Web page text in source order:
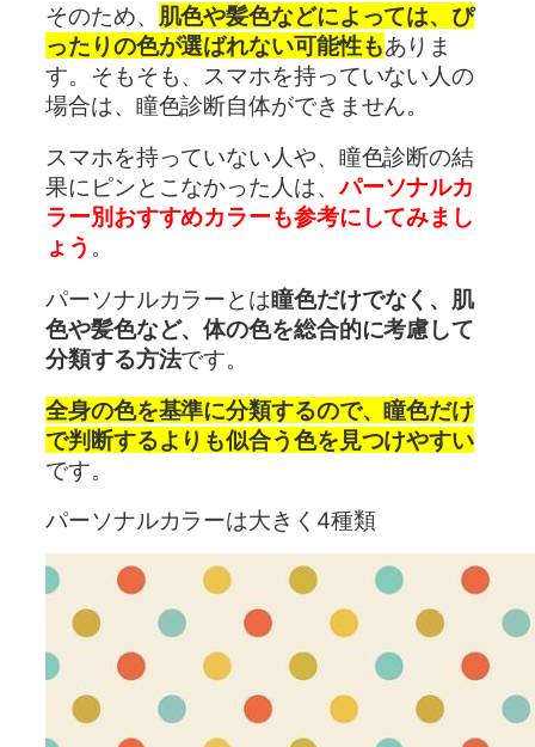
そのため、
肌色や髪色などによっては、ぴ
ったりの色が選ばれない可能性もありま
す。そもそも、スマホを持っていない人の
場合は、瞳色診断自体ができません。
スマホを持っていない人や、瞳色診断の結
果にピンとこなかった人は、パーソナルカ
ラー別おすすめカラーも参考にしてみまし
ょう 。
パーソナルカラーとは瞳色だけでなく、肌
色や髪色など、体の色を総合的に考慮して
分類する方法です。
全身の色を基準に分類するので、瞳色だけ
で判断するよりも似合う色を見つけやすい
です。
パーソナルカラーは大きく4種類